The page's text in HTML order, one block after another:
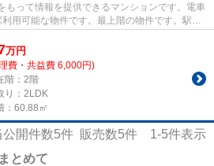
もって情報を提供できるマンションです。電車
用可能な物件です。最上階の物件です。駅か
万円
費・共益費 6,000円)
階：2階
り：2LDK
：60.88㎡
公開件数5件 販売数5件 1-5件表示
とめて